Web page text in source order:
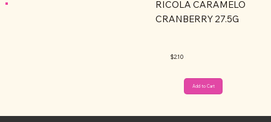
Add to Cart
RICOLA CARAMELO
CRANBERRY 27.5G
$2.10